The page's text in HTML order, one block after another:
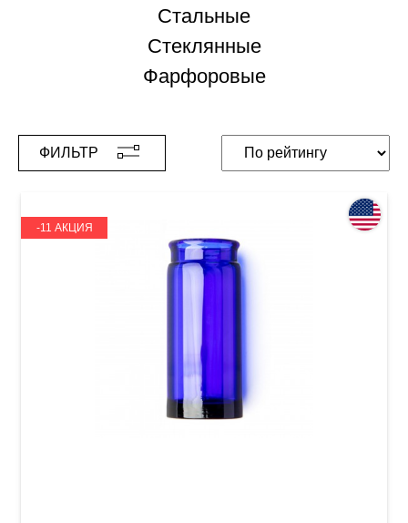
Стальные
Стеклянные
Фарфоровые
ФИЛЬТР
-11 АКЦИЯ